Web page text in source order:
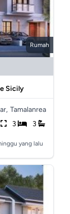
Rumah
Sicily
Tamalanrea
3 3
yang lalu